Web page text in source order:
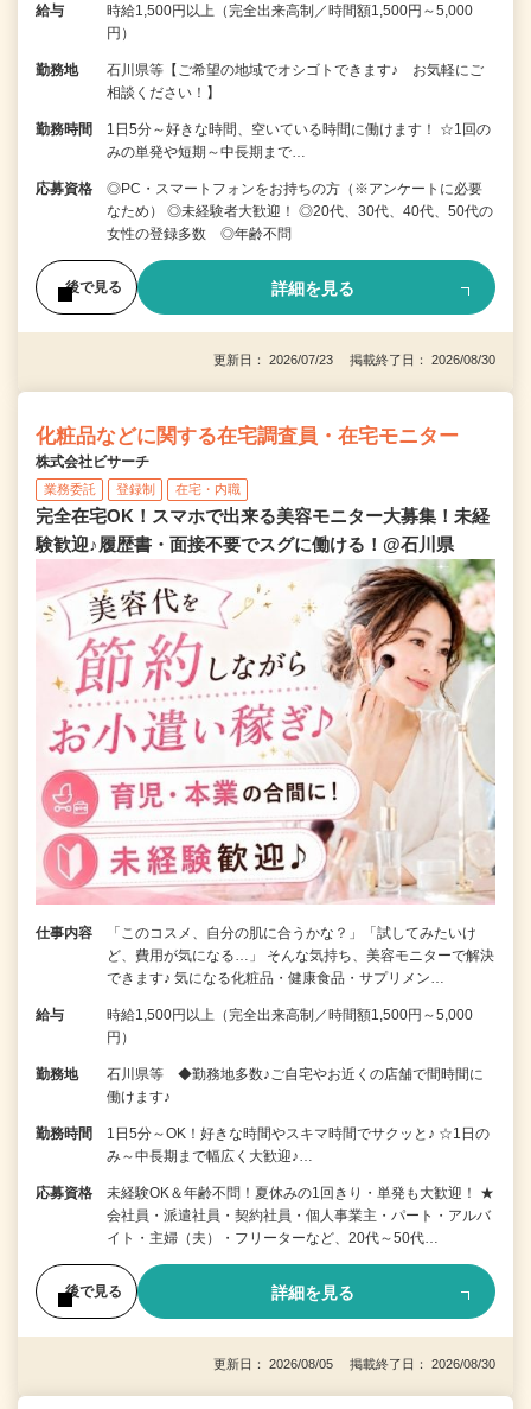
給与
時給1,500円以上（完全出来高制／時間額1,500円～5,000
円）
勤務地
石川県等【ご希望の地域でオシゴトできます♪ お気軽にご
相談ください！】
勤務時間
1日5分～好きな時間、空いている時間に働けます！ ☆1回の
みの単発や短期～中長期まで…
応募資格
◎PC・スマートフォンをお持ちの方（※アンケートに必要
なため） ◎未経験者大歓迎！ ◎20代、30代、40代、50代の
女性の登録多数 ◎年齢不問
後で見る 詳細を見る
更新日： 2026/07/23 掲載終了日： 2026/08/30
化粧品などに関する在宅調査員・在宅モニター
株式会社ビサーチ
業務委託 登録制 在宅・内職
完全在宅OK！スマホで出来る美容モニター大募集！未経
験歓迎♪履歴書・面接不要でスグに働ける！@石川県
仕事内容
「このコスメ、自分の肌に合うかな？」「試してみたいけ
ど、費用が気になる…」 そんな気持ち、美容モニターで解決
できます♪ 気になる化粧品・健康食品・サプリメン…
給与
時給1,500円以上（完全出来高制／時間額1,500円～5,000
円）
勤務地
石川県等 ◆勤務地多数♪ご自宅やお近くの店舗で間時間に
働けます♪
勤務時間
1日5分～OK！好きな時間やスキマ時間でサクッと♪ ☆1日の
み～中長期まで幅広く大歓迎♪…
応募資格
未経験OK＆年齢不問！夏休みの1回きり・単発も大歓迎！ ★
会社員・派遣社員・契約社員・個人事業主・パート・アルバ
イト・主婦（夫）・フリーターなど、20代～50代…
後で見る 詳細を見る
更新日： 2026/08/05 掲載終了日： 2026/08/30